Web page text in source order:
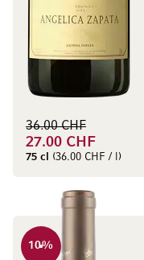
27.00 CHF
36.00 CHF
75 cl (36.00 CHF / l)
10%